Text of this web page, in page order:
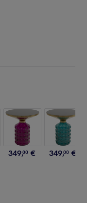
349,00 € 349,00 €